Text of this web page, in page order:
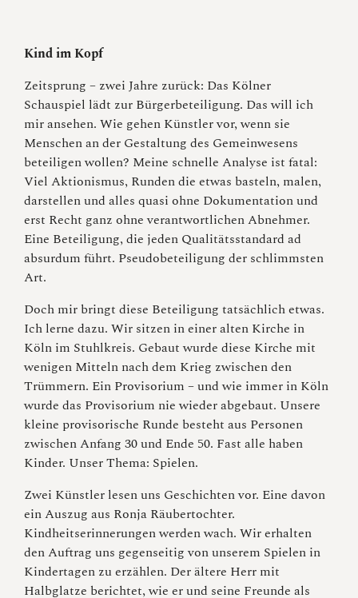
Kind im Kopf
Zeitsprung – zwei Jahre zurück: Das Kölner
Schauspiel lädt zur Bürgerbeteiligung. Das will ich
mir ansehen. Wie gehen Künstler vor, wenn sie
Menschen an der Gestaltung des Gemeinwesens
beteiligen wollen? Meine schnelle Analyse ist fatal:
Viel Aktionismus, Runden die etwas basteln, malen,
darstellen und alles quasi ohne Dokumentation und
erst Recht ganz ohne verantwortlichen Abnehmer.
Eine Beteiligung, die jeden Qualitätsstandard ad
absurdum führt. Pseudobeteiligung der schlimmsten
Art.
Doch mir bringt diese Beteiligung tatsächlich etwas.
Ich lerne dazu. Wir sitzen in einer alten Kirche in
Köln im Stuhlkreis. Gebaut wurde diese Kirche mit
wenigen Mitteln nach dem Krieg zwischen den
Trümmern. Ein Provisorium – und wie immer in Köln
wurde das Provisorium nie wieder abgebaut. Unsere
kleine provisorische Runde besteht aus Personen
zwischen Anfang 30 und Ende 50. Fast alle haben
Kinder. Unser Thema: Spielen.
Zwei Künstler lesen uns Geschichten vor. Eine davon
ein Auszug aus Ronja Räubertochter.
Kindheitserinnerungen werden wach. Wir erhalten
den Auftrag uns gegenseitig von unserem Spielen in
Kindertagen zu erzählen. Der ältere Herr mit
Halbglatze berichtet, wie er und seine Freunde als